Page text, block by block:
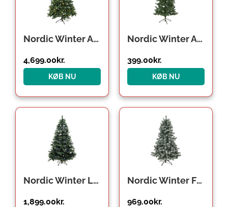
Nordic Winter Aske kunstigt juletræ med lys, 300 x 188 cm
4,699.00kr.
KØB NU
Nordic Winter Alf kunstigt juletræ, 200 x 106 cm
399.00kr.
KØB NU
Nordic Winter Limited Edition kunstigt juletræ med lys
1,899.00kr.
Nordic Winter Frost kunstigt juletræ med lys, 180 x 118 cm
969.00kr.